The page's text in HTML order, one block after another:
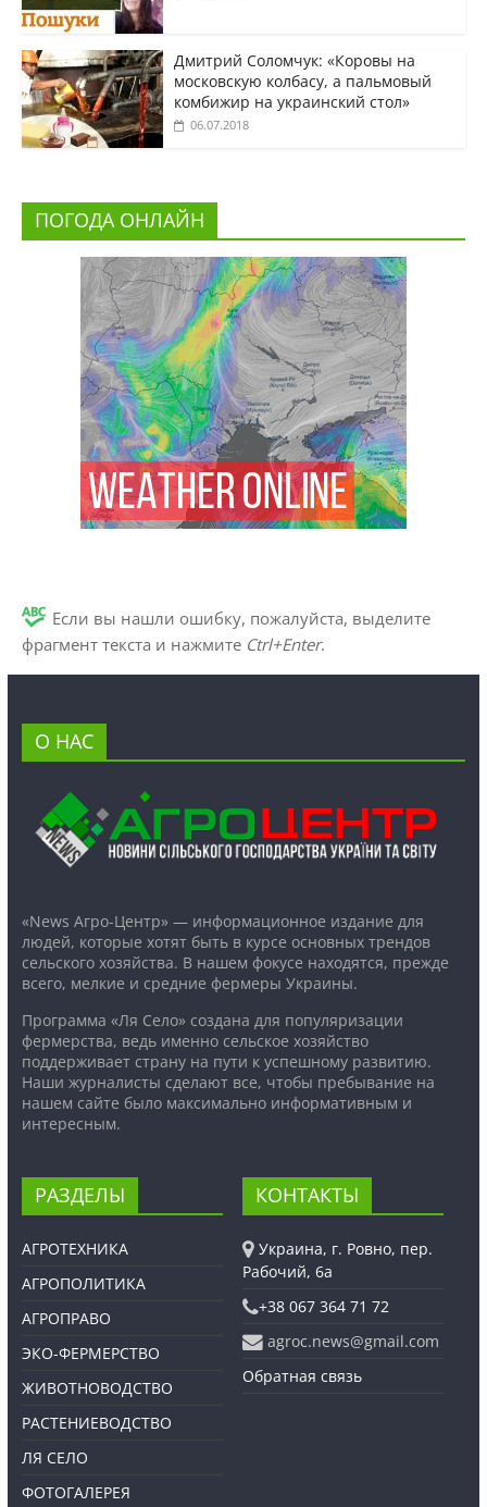
Дмитрий Соломчук: «Коровы на
московскую колбасу, а пальмовый
комбижир на украинский стол»
06.07.2018
ПОГОДА ОНЛАЙН
Если вы нашли ошибку, пожалуйста, выделите
фрагмент текста и нажмите Ctrl+Enter.
О НАС
«News Агро-Центр» — информационное издание для
людей, которые хотят быть в курсе основных трендов
сельского хозяйства. В нашем фокусе находятся, прежде
всего, мелкие и средние фермеры Украины.
Программа «Ля Село» создана для популяризации
фермерства, ведь именно сельское хозяйство
поддерживает страну на пути к успешному развитию.
Наши журналисты сделают все, чтобы пребывание на
нашем сайте было максимально информативным и
интересным.
РАЗДЕЛЫ
АГРОТЕХНИКА
АГРОПОЛИТИКА
АГРОПРАВО
ЭКО-ФЕРМЕРСТВО
ЖИВОТНОВОДСТВО
РАСТЕНИЕВОДСТВО
ЛЯ СЕЛО
ФОТОГАЛЕРЕЯ
КОНТАКТЫ
Украина, г. Ровно, пер.
Рабочий, 6а
+38 067 364 71 72
agroc.news@gmail.com
Обратная связь